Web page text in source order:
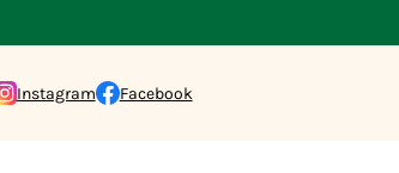
Instagram Facebook